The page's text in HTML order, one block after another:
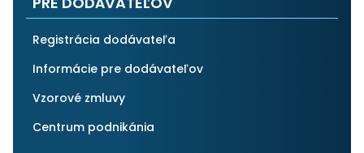
Registrácia dodávateľa
Informácie pre dodávateľov
Vzorové zmluvy
Centrum podnikánia